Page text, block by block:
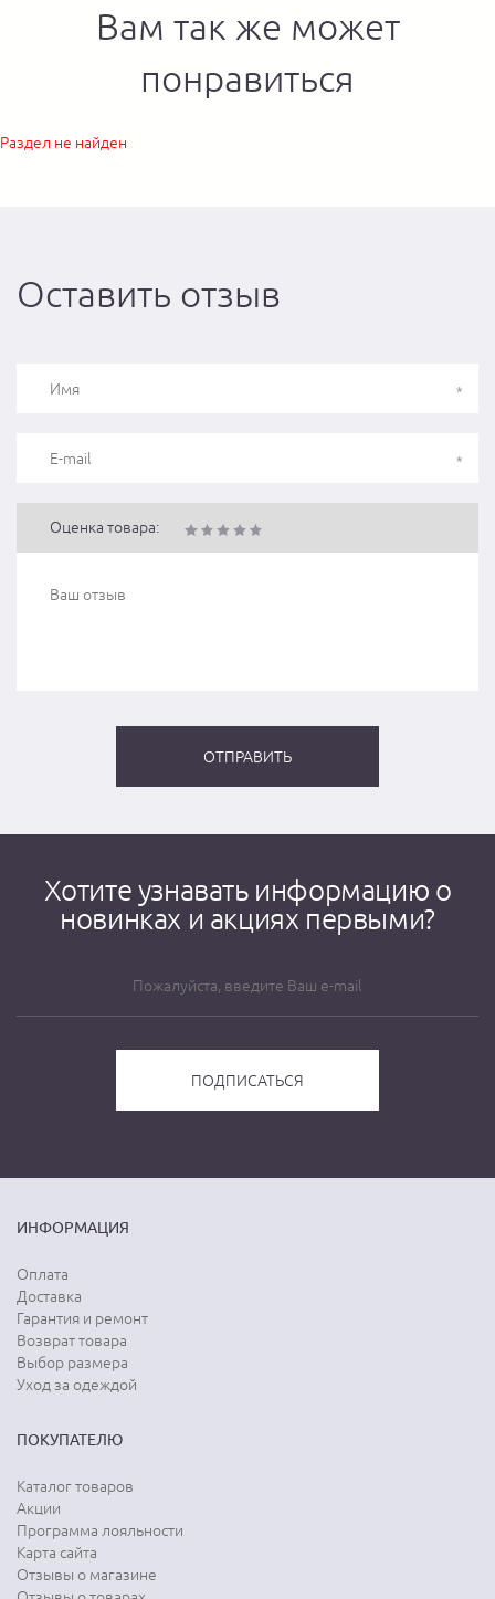
Вам так же может
понравиться
Раздел не найден
Оставить отзыв
Оценка товара:
Хотите узнавать информацию о
новинках и акциях первыми?
ИНФОРМАЦИЯ
Оплата
Доставка
Гарантия и ремонт
Возврат товара
Выбор размера
Уход за одеждой
ПОКУПАТЕЛЮ
Каталог товаров
Акции
Программа лояльности
Карта сайта
Отзывы о магазине